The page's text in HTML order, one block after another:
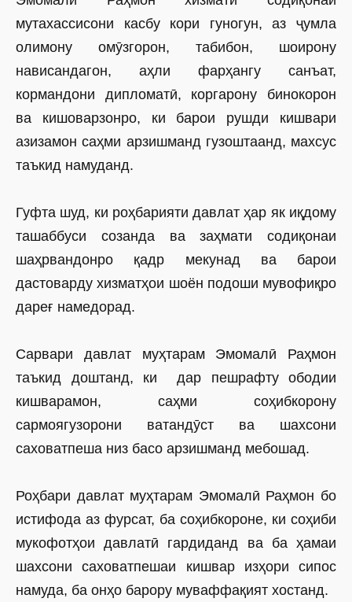
мутахассисони касбу кори гуногун, аз ҷумла
олимону омӯзгорон, табибон, шоирону
нависандагон, аҳли фарҳангу санъат,
кормандони дипломатӣ, коргарону бинокорон
ва кишоварзонро, ки барои рушди кишвари
азизамон саҳми арзишманд гузоштаанд, махсус
таъкид намуданд.
Гуфта шуд, ки роҳбарияти давлат ҳар як иқдому
ташаббуси созанда ва заҳмати содиқонаи
шаҳрвандонро қадр мекунад ва барои
дастоварду хизматҳои шоён подоши мувофиқро
дареғ намедорад.
Сарвари давлат муҳтарам Эмомалӣ Раҳмон
таъкид доштанд, ки дар пешрафту ободии
кишварамон, саҳми соҳибкорону
сармоягузорони ватандӯст ва шахсони
саховатпеша низ басо арзишманд мебошад.
Роҳбари давлат муҳтарам Эмомалӣ Раҳмон бо
истифода аз фурсат, ба соҳибкороне, ки соҳиби
мукофотҳои давлатӣ гардиданд ва ба ҳамаи
шахсони саховатпешаи кишвар изҳори сипос
намуда, ба онҳо барору муваффақият хостанд.